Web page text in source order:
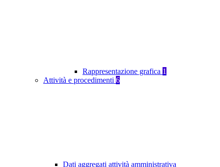
Rappresentazione grafica 1
Attività e procedimenti 6
Dati aggregati attività amministrativa